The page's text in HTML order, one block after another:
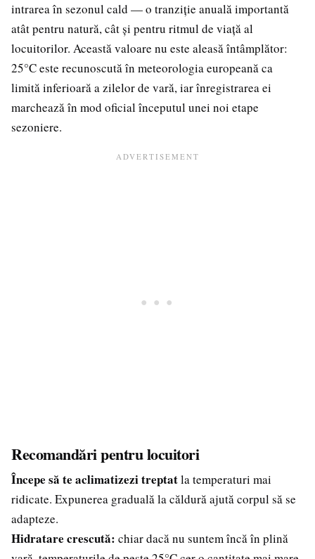
intrarea în sezonul cald — o tranziție anuală importantă
atât pentru natură, cât și pentru ritmul de viață al
locuitorilor. Această valoare nu este aleasă întâmplător:
25°C este recunoscută în meteorologia europeană ca
limită inferioară a zilelor de vară, iar înregistrarea ei
marchează în mod oficial începutul unei noi etape
sezoniere.
Recomandări pentru locuitori
Începe să te aclimatizezi treptatla temperaturi mai
ridicate. Expunerea graduală la căldură ajută corpul să se
adapteze.
Hidratare crescută: chiar dacă nu suntem încă în plină